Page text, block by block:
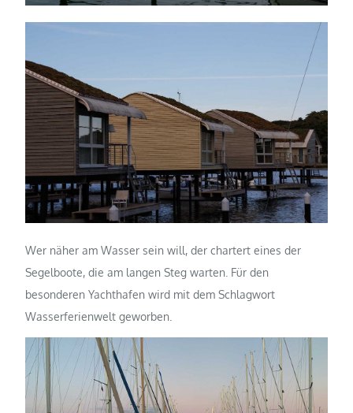
Wer näher am Wasser sein will, der chartert eines der
Segelboote, die am langen Steg warten. Für den
besonderen Yachthafen wird mit dem Schlagwort
Wasserferienwelt geworben.